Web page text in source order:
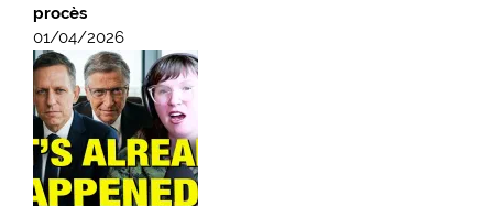
procès
01/04/2026